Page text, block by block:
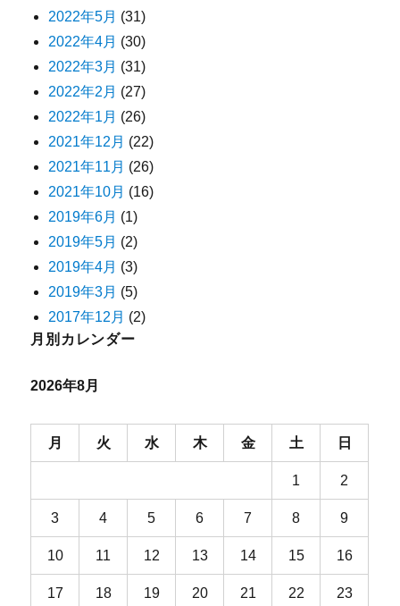
2022年5月 (31)
2022年4月 (30)
2022年3月 (31)
2022年2月 (27)
2022年1月 (26)
2021年12月 (22)
2021年11月 (26)
2021年10月 (16)
2019年6月 (1)
2019年5月 (2)
2019年4月 (3)
2019年3月 (5)
2017年12月 (2)
月別カレンダー
2026年8月
月 火 水 木 金 土 日
1 2
3 4 5 6 7 8 9
10 11 12 13 14 15 16
17 18 19 20 21 22 23